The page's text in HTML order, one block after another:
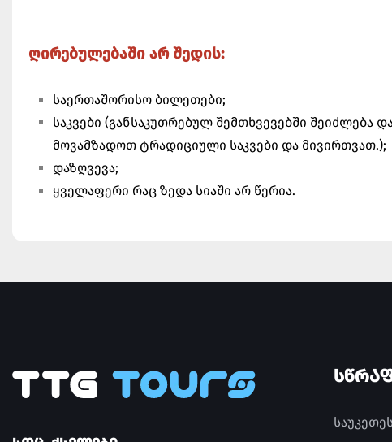
ღირებულებაში არ შედის:
საერთაშორისო ბილეთები;
საკვები (განსაკუთრებულ შემთხვევებში შეიძლება
მოვამზადოთ ტრადიციული საკვები და მივირთვათ.);
დაზღვევა;
ყველაფერი რაც ზედა სიაში არ წერია.